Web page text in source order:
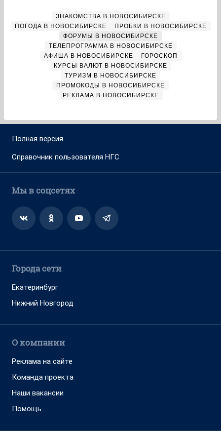
ЗНАКОМСТВА В НОВОСИБИРСКЕ
ПОГОДА В НОВОСИБИРСКЕ
ПРОБКИ В НОВОСИБИРСКЕ
ФОРУМЫ В НОВОСИБИРСКЕ
ТЕЛЕПРОГРАММА В НОВОСИБИРСКЕ
АФИША В НОВОСИБИРСКЕ
ГОРОСКОП
КУРСЫ ВАЛЮТ В НОВОСИБИРСКЕ
ТУРИЗМ В НОВОСИБИРСКЕ
ПРОМОКОДЫ В НОВОСИБИРСКЕ
РЕКЛАМА В НОВОСИБИРСКЕ
Полная версия
Справочник пользователя НГС
Мы в соцсетях
Города сети
Екатеринбург
Нижний Новгород
О компании
Реклама на сайте
Команда проекта
Наши вакансии
Помощь